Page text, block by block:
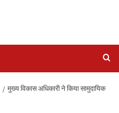
मुख्य विकास अधिकारी ने किया सामुदायिक